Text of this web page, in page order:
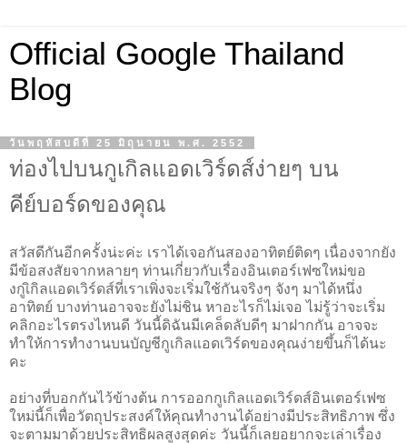
Official Google Thailand
Blog
วันพฤหัสบดีที่ 25 มิถุนายน พ.ศ. 2552
ท่องไปบนกูเกิลแอดเวิร์ดส์ง่ายๆ บน
คีย์บอร์ดของคุณ
สวัสดีกันอีกครั้งน่ะค่ะ เราได้เจอกันสองอาทิตย์ติดๆ เนื่องจากยัง
มีข้อสงสัยจากหลายๆ ท่านเกี่ยวกับเรื่องอินเตอร์เฟซใหม่ขอ
งกูเิกิลแอดเวิร์ดส์ที่เราเพิ่งจะเริ่มใช้กันจริงๆ จังๆ มาได้หนึ่ง
อาทิตย์ บางท่านอาจจะยังไม่ชิน หาอะไรก็ไม่เจอ ไม่รู้ว่าจะเริ่ม
คลิกอะไรตรงไหนดี วันนี้ดิฉันมีเคล็ดลับดีๆ มาฝากกัน อาจจะ
ทำให้การทำงานบนบัญชีกูเกิลแอดเวิร์ดของคุณง่ายขึ้นก็ได้นะ
คะ
อย่างที่บอกกันไว้ข้างต้น การออกกูเกิลแอดเวิร์ดส์อินเตอร์เฟซ
ใหม่นี้ก็เพื่อวัตถุประสงค์ให้คุณทำงานได้อย่างมีประสิทธิภาพ ซึ่ง
จะตามมาด้วยประสิทธิผลสูงสุดค่ะ วันนี้ก็เลยอยากจะเล่าเรื่อง